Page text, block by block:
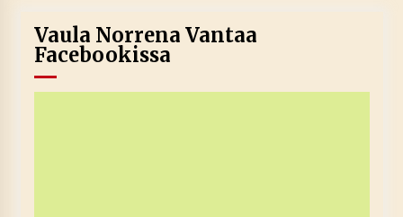
Vaula Norrena Vantaa
Facebookissa